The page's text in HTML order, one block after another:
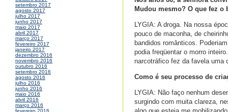
setembro 2017
agosto 2017
julho 2017
junho 2017
maio 2017
abril 2017
março 2017
fevereiro 2017
janeiro 2017
dezembro 2016
novembro 2016
outubro 2016
setembro 2016
agosto 2016
julho 2016
junho 2016
maio 2016
abril 2016
março 2016
Mudou mesmo? O que fez o
LYGIA: A droga. Na nossa
pouco de maconha, de
bandidos românticos.
podia freqüentar o morro
narcotráfico fez da favela uma
Como é seu processo de
LYGIA: Não faço nenhum
surgindo com muita clareza,